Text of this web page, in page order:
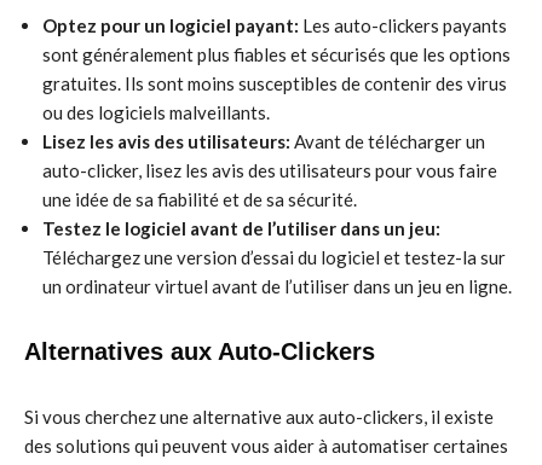
Optez pour un logiciel payant: Les auto-clickers payants
sont généralement plus fiables et sécurisés que les options
gratuites. Ils sont moins susceptibles de contenir des virus
ou des logiciels malveillants.
Lisez les avis des utilisateurs: Avant de télécharger un
auto-clicker, lisez les avis des utilisateurs pour vous faire
une idée de sa fiabilité et de sa sécurité.
Testez le logiciel avant de l’utiliser dans un jeu:
Téléchargez une version d’essai du logiciel et testez-la sur
un ordinateur virtuel avant de l’utiliser dans un jeu en ligne.
Alternatives aux Auto-Clickers
Si vous cherchez une alternative aux auto-clickers, il existe
des solutions qui peuvent vous aider à automatiser certaines